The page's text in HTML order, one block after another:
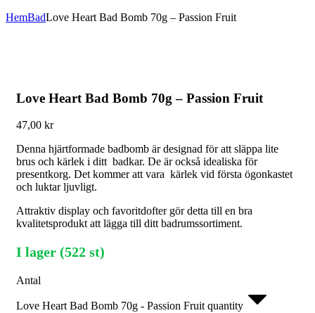
HemBadLove Heart Bad Bomb 70g – Passion Fruit
Love Heart Bad Bomb 70g – Passion Fruit
47,00 kr
Denna hjärtformade badbomb är designad för att släppa lite
brus och kärlek i ditt badkar. De är också idealiska för
presentkorg. Det kommer att vara kärlek vid första ögonkastet
och luktar ljuvligt.
Attraktiv display och favoritdofter gör detta till en bra
kvalitetsprodukt att lägga till ditt badrumssortiment.
I lager (522 st)
Antal
Love Heart Bad Bomb 70g - Passion Fruit quantity